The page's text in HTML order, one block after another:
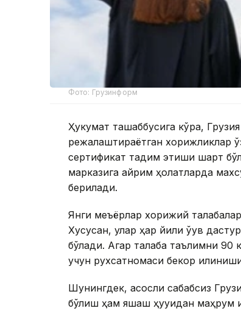
Фото: Грузинформ
Ҳукумат ташаббусига кўра,
режалаштираётган хорижликлар
сертификат тақдим этиши шарт
марказига айрим ҳолатларда
берилади.
Янги меъёрлар хорижий
Хусусан, улар ҳар йили ўқув
бўлади. Агар талаба таълимни 90
учун рухсатномаси бекор
Шунингдек, асосли сабабсиз
бўлиш ҳам яшаш ҳуқуқидан маҳрум